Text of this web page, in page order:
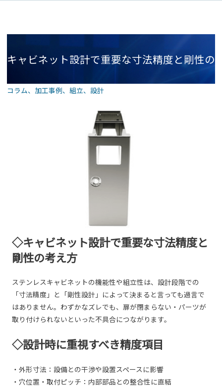
キャビネット設計で重要な寸法精度と剛性の
考え方
コラム、 加工事例、 組立、 設計
◇キャビネット設計で重要な寸法精度と
剛性の考え方
ステンレスキャビネットの機能性や組立性は、設計段階での
「寸法精度」と「剛性設計」によって決まると言っても過言で
はありません。わずかなズレでも、扉が閉まらない・パーツが
取り付けられないといった不具合につながります。
◇設計時に重視すべき精度項目
・外形寸法：設備との干渉や設置スペースに影響
・穴位置・取付ピッチ：内部部品との整合性に直結